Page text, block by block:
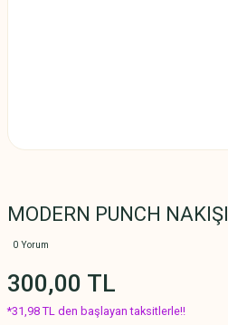
MODERN PUNCH NAKIŞI
0 Yorum
300,00 TL
*31,98 TL den başlayan taksitlerle!!